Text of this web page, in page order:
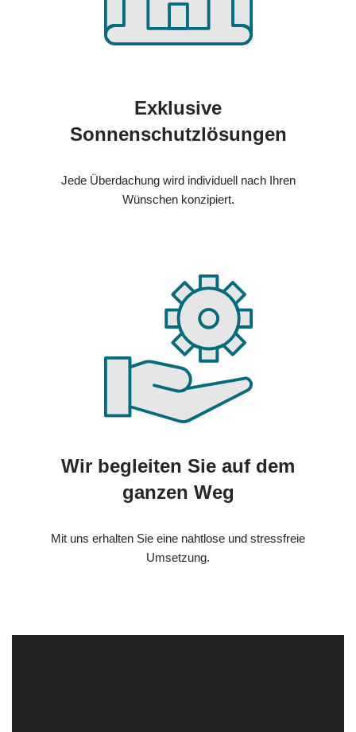
Exklusive
Sonnenschutzlösungen
Jede Überdachung wird individuell nach Ihren
Wünschen konzipiert.
Wir begleiten Sie auf dem
ganzen Weg
Mit uns erhalten Sie eine nahtlose und stressfreie
Umsetzung.